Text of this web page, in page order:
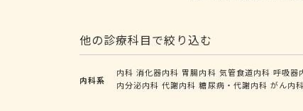
他の診療科目で絞り込む
内科系
内科 消化器内科 胃腸内科 気管食道内科 呼吸器
内分泌内科 代謝内科 糖尿病・代謝内科 がん内科